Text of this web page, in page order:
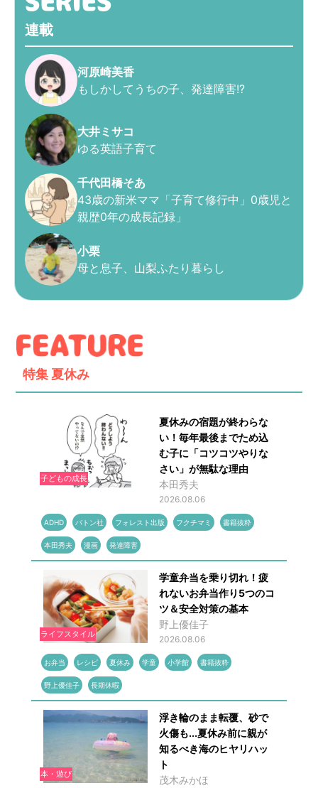
連載
河原崎美香
もしかしてうちの子、発達障害!?
大井ミサコ
ゆる英語子育て
千代田橋そあ
43歳の新米ママ「子育て修行中」0歳児と
親歴0年の成長記録」
小栗
母と息子、山梨ふたり暮らし
特集 夏休み
子どもの成長
夏休みの宿題が終わらな
い！毎年最後までため込
む子に「コツコツやりな
さい」が無駄な理由
本田秀夫
2026.08.06
ADHD バトン社 フォレスト出版 フクチマミ 書籍抜粋
本田秀夫 漫画 発達障害
ライフスタイル
学童弁当を乗り切れ！疲
れないお弁当作り5つのコ
ツ＆安全対策の基本
野上優佳子
2026.08.06
お弁当 レシピ 夏休み 学童 小学館 書籍抜粋
野上優佳子 長期休暇
本・遊び
浮き輪のまま転覆、砂で
火傷も...夏休み前に親が
知るべき海のヒヤリハッ
ト
茂木みかほ